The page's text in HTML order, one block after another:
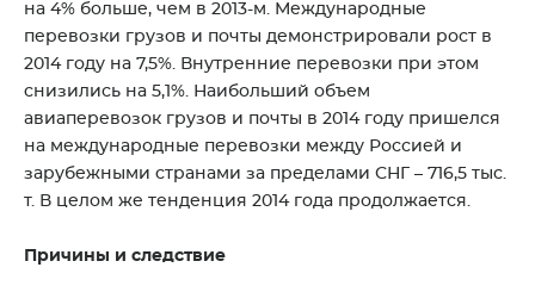
на 4% больше, чем в 2013-м. Международные
перевозки грузов и почты демонстрировали рост в
2014 году на 7,5%. Внутренние перевозки при этом
снизились на 5,1%. Наибольший объем
авиаперевозок грузов и почты в 2014 году пришелся
на международные перевозки между Россией и
зарубежными странами за пределами СНГ – 716,5 тыс.
т. В целом же тенденция 2014 года продолжается.
Причины и следствие